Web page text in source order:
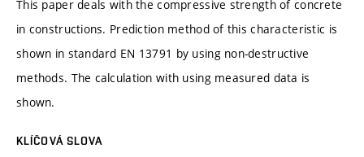
This paper deals with the compressive strength of concrete
in constructions. Prediction method of this characteristic is
shown in standard EN 13791 by using non-destructive
methods. The calculation with using measured data is
shown.
KLÍČOVÁ SLOVA